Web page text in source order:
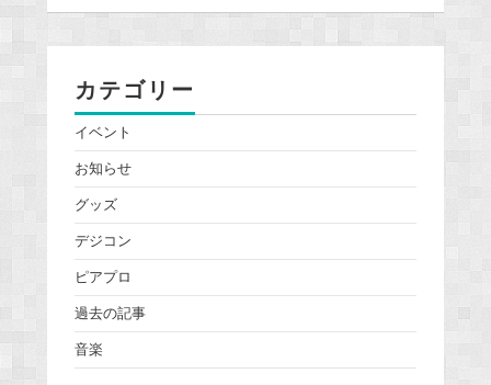
カテゴリー
イベント
お知らせ
グッズ
デジコン
ピアプロ
過去の記事
音楽